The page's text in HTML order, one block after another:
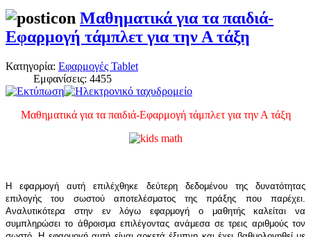
Μαθηματικά για τα παιδιά-
Εφαρμογή τάμπλετ για την Α τάξη
Κατηγορία: Εφαρμογές Tablet
Εμφανίσεις: 4455
Μαθηματικά για τα παιδιά-Εφαρμογή τάμπλετ για την Α τάξη
Η εφαρμογή αυτή επιλέχθηκε δεύτερη δεδομένου της δυνατότητας
επιλογής του σωστού αποτελέσματος της πράξης που παρέχει.
Αναλυτικότερα στην εν λόγω εφαρμογή ο μαθητής καλείται να
συμπληρώσει το άθροισμα επιλέγοντας ανάμεσα σε τρεις αριθμούς τον